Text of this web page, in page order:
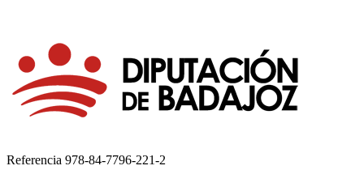
Referencia 978-84-7796-221-2